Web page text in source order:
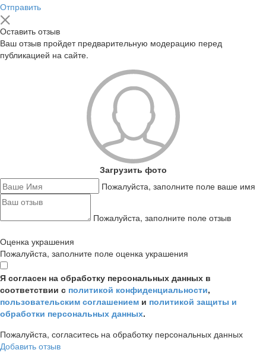
Отправить
Оставить отзыв
Ваш отзыв пройдет предварительную модерацию перед
публикацией на сайте.
Загрузить фото
Пожалуйста, заполните поле ваше имя
Пожалуйста, заполните поле отзыв
Оценка украшения
Пожалуйста, заполните поле оценка украшения
Я согласен на обработку персональных данных в
соответствии с политикой конфиденциальности,
пользовательским соглашением и политикой защиты и
обработки персональных данных.
Пожалуйста, согласитесь на обработку персональных данных
Добавить отзыв